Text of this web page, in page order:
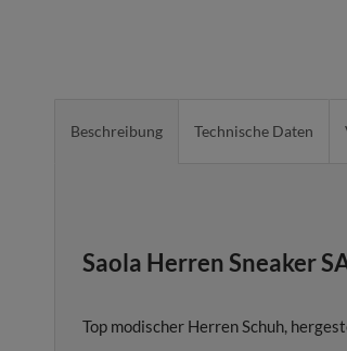
Beschreibung Technische Daten
Saola Herren Sneaker
Top modischer Herren Schuh,